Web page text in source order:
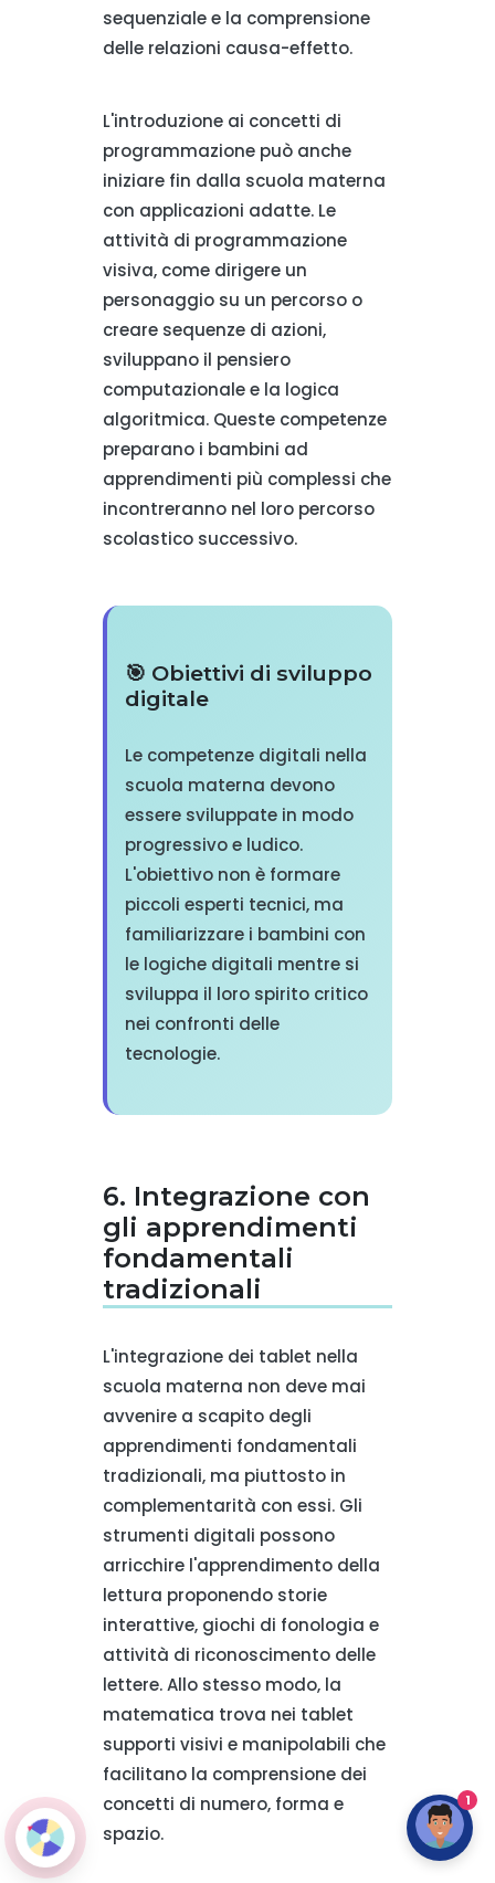
sequenziale e la comprensione
delle relazioni causa-effetto.
L'introduzione ai concetti di
programmazione può anche
iniziare fin dalla scuola materna
con applicazioni adatte. Le
attività di programmazione
visiva, come dirigere un
personaggio su un percorso o
creare sequenze di azioni,
sviluppano il pensiero
computazionale e la logica
algoritmica. Queste competenze
preparano i bambini ad
apprendimenti più complessi che
incontreranno nel loro percorso
scolastico successivo.
🎯 Obiettivi di sviluppo
digitale
Le competenze digitali nella
scuola materna devono
essere sviluppate in modo
progressivo e ludico.
L'obiettivo non è formare
piccoli esperti tecnici, ma
familiarizzare i bambini con
le logiche digitali mentre si
sviluppa il loro spirito critico
nei confronti delle
tecnologie.
6. Integrazione con
gli apprendimenti
fondamentali
tradizionali
L'integrazione dei tablet nella
scuola materna non deve mai
avvenire a scapito degli
apprendimenti fondamentali
tradizionali, ma piuttosto in
complementarità con essi. Gli
strumenti digitali possono
arricchire l'apprendimento della
lettura proponendo storie
interattive, giochi di fonologia e
attività di riconoscimento delle
lettere. Allo stesso modo, la
matematica trova nei tablet
supporti visivi e manipolabili che
facilitano la comprensione dei
concetti di numero, forma e
spazio.
1